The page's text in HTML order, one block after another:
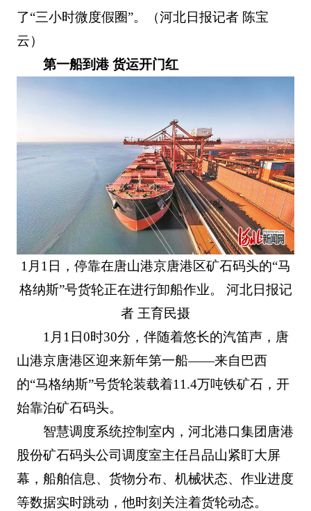
了“三小时微度假圈”。（河北日报记者 陈宝
云）
第一船到港 货运开门红
1月1日，停靠在唐山港京唐港区矿石码头的“马
格纳斯”号货轮正在进行卸船作业。 河北日报记
者 王育民摄
1月1日0时30分，伴随着悠长的汽笛声，唐
山港京唐港区迎来新年第一船——来自巴西
的“马格纳斯”号货轮装载着11.4万吨铁矿石，开
始靠泊矿石码头。
智慧调度系统控制室内，河北港口集团唐港
股份矿石码头公司调度室主任吕品山紧盯大屏
幕，船舶信息、货物分布、机械状态、作业进度
等数据实时跳动，他时刻关注着货轮动态。